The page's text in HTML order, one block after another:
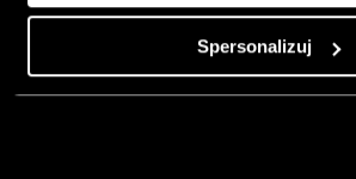
Spersonalizuj
do wnętrz
pełnych
charakteru”.